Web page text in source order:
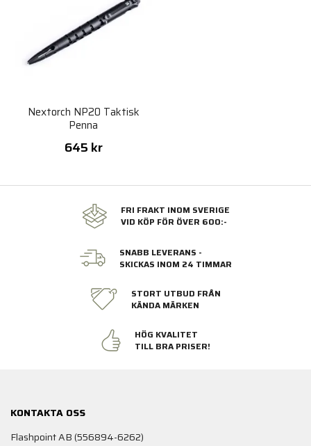
Nextorch NP20 Taktisk
Penna
645 kr
FRI FRAKT INOM SVERIGE
VID KÖP FÖR ÖVER 600:-
SNABB LEVERANS -
SKICKAS INOM 24 TIMMAR
STORT UTBUD FRÅN
KÄNDA MÄRKEN
HÖG KVALITET
TILL BRA PRISER!
KONTAKTA OSS
Flashpoint AB (556894-6262)